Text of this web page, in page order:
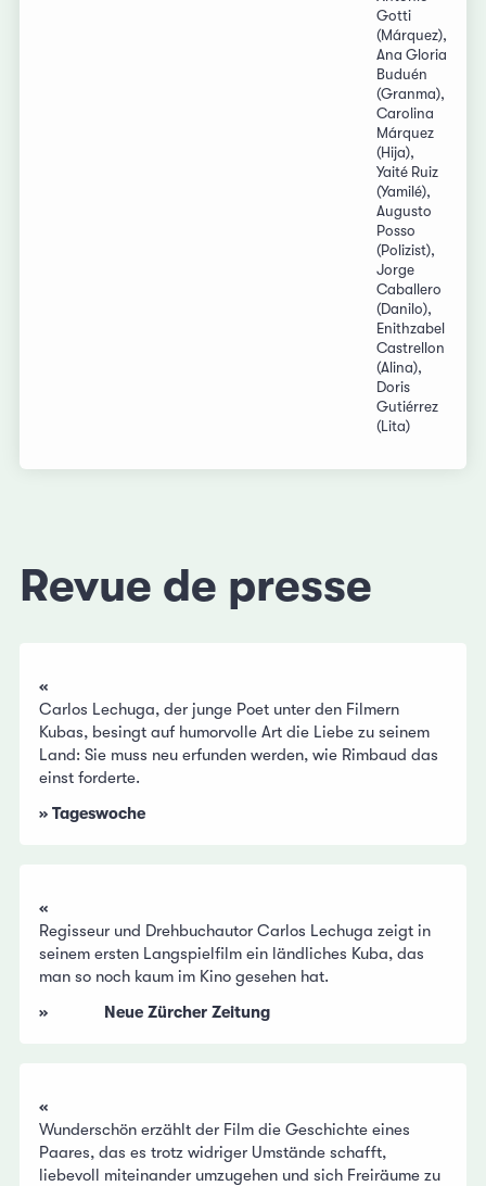
Gotti
(Márquez),
Ana Gloria
Buduén
(Granma),
Carolina
Márquez
(Hija),
Yaité Ruiz
(Yamilé),
Augusto
Posso
(Polizist),
Jorge
Caballero
(Danilo),
Enithzabel
Castrellon
(Alina),
Doris
Gutiérrez
(Lita)
Revue de presse
«
Carlos Lechuga, der junge Poet unter den Filmern
Kubas, besingt auf humorvolle Art die Liebe zu seinem
Land: Sie muss neu erfunden werden, wie Rimbaud das
einst forderte.
» Tageswoche
«
Regisseur und Drehbuchautor Carlos Lechuga zeigt in
seinem ersten Langspielfilm ein ländliches Kuba, das
man so noch kaum im Kino gesehen hat.
» Neue Zürcher Zeitung
«
Wunderschön erzählt der Film die Geschichte eines
Paares, das es trotz widriger Umstände schafft,
liebevoll miteinander umzugehen und sich Freiräume zu